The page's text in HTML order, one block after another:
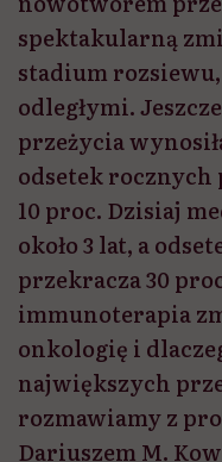
spektakularną
stadium
odległymi.
przeżycia
odsetek rocznych
10 proc. Dzisiaj
około 3 lat, a
przekracza 30
immunoterapia
onkologię i
największych
rozmawiamy z
Dariuszem M.